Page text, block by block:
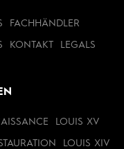
FACHHÄNDLER
KONTAKT LEGALS
LOUIS XV
LOUIS XIV